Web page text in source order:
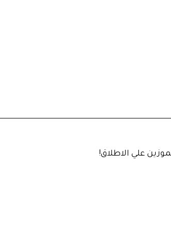
علي الاطلاق!